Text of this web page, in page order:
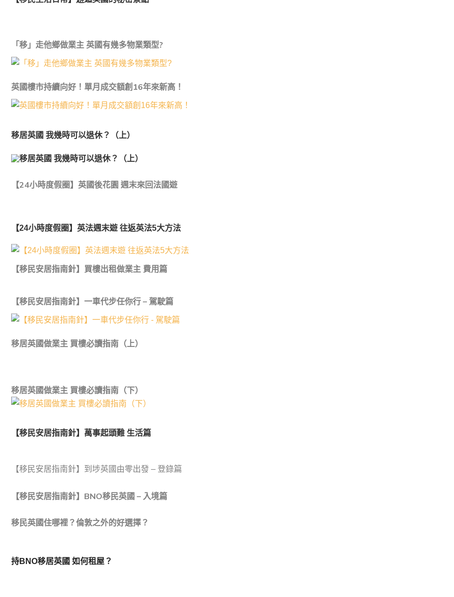
「移」走他鄉做業主 英國有幾多物業類型?
英國樓市持續向好！單月成交額創16年來新高！
移居英國 我幾時可以退休？（上）
【24小時度假圈】英國後花園 週末來回法國遊
【24小時度假圈】英法週末遊 往返英法5大方法
【移民安居指南針】買樓出租做業主 費用篇
【移民安居指南針】一車代步任你行 – 駕駛篇
移居英國做業主 買樓必讀指南（上）
移居英國做業主 買樓必讀指南（下）
【移民安居指南針】萬事起頭難 生活篇
【移民安居指南針】到埗英國由零出發 – 登錄篇
【移民安居指南針】BNO移民英國 – 入境篇
移民英國住哪裡？倫敦之外的好選擇？
持BNO移居英國 如何租屋？